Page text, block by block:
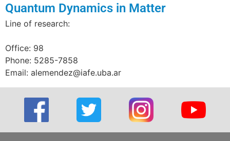
Quantum Dynamics in Matter
Line of research:
Office: 98
Phone: 5285-7858
Email: alemendez@iafe.uba.ar